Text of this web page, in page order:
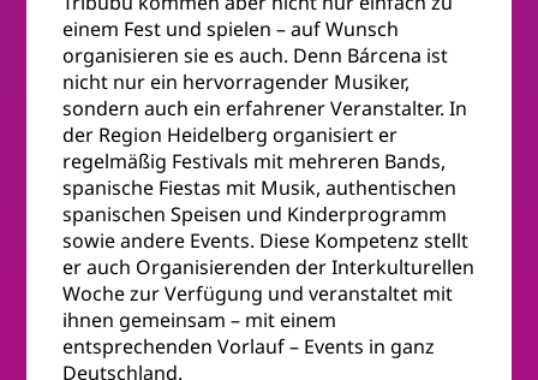
einem Fest und spielen – auf Wunsch
organisieren sie es auch. Denn Bárcena ist
nicht nur ein hervorragender Musiker,
sondern auch ein erfahrener Veranstalter. In
der Region Heidelberg organisiert er
regelmäßig Festivals mit mehreren Bands,
spanische Fiestas mit Musik, authentischen
spanischen Speisen und Kinderprogramm
sowie andere Events. Diese Kompetenz stellt
er auch Organisierenden der Interkulturellen
Woche zur Verfügung und veranstaltet mit
ihnen gemeinsam – mit einem
entsprechenden Vorlauf – Events in ganz
Deutschland.